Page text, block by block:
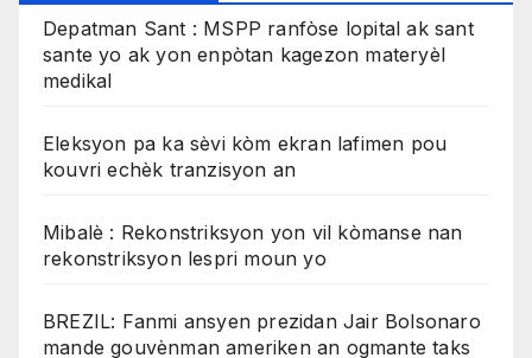
Depatman Sant : MSPP ranfòse lopital ak sant
sante yo ak yon enpòtan kagezon materyèl
medikal
Eleksyon pa ka sèvi kòm ekran lafimen pou
kouvri echèk tranzisyon an
Mibalè : Rekonstriksyon yon vil kòmanse nan
rekonstriksyon lespri moun yo
BREZIL: Fanmi ansyen prezidan Jair Bolsonaro
mande gouvènman ameriken an ogmante taks